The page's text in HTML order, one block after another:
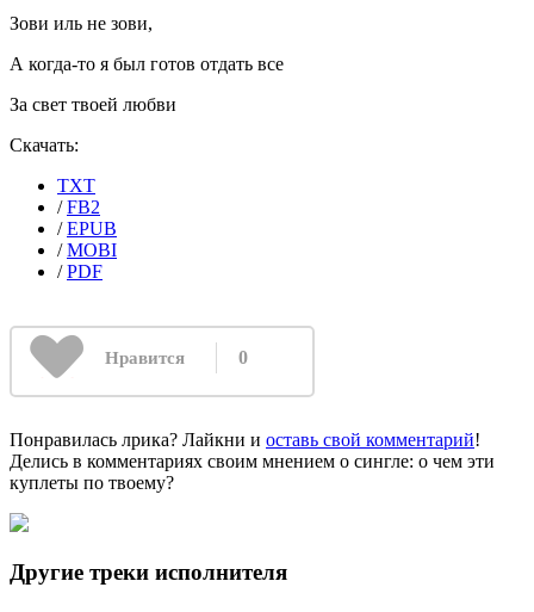
Зови иль не зови,
А когда-то я был готов отдать все
За свет твоей любви
Скачать:
TXT
/FB2
/EPUB
/MOBI
/PDF
Нравится 0
Понравилась лрика? Лайкни и оставь свой комментарий!
Делись в комментариях своим мнением о сингле: о чем эти
куплеты по твоему?
Другие треки исполнителя